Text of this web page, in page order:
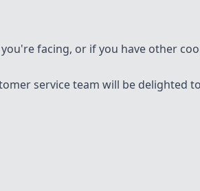
facing, or if you have other
service team will be delighted